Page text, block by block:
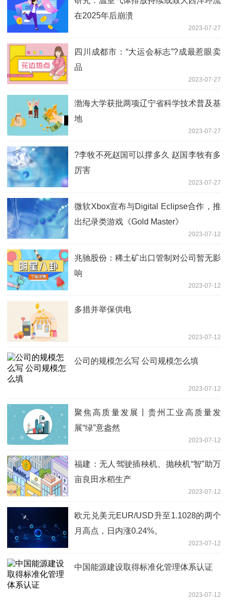
在2025年后崩溃
2023-07-27
四川成都市：“大运会标志”?成最惹眼卖
品
2023-07-27
渤海大学获批两项辽宁省科学技术普及基
地
2023-07-27
?李牧不死赵国可以撑多久 赵国李牧有多
厉害
2023-07-27
微软Xbox宣布与Digital Eclipse合作，推
出纪录类游戏《Gold Master》
2023-07-12
兆驰股份：稀土矿出口管制对公司暂无影
响
2023-07-12
多措并举保供电
2023-07-12
公司的规模怎么写 公司规模怎么填
2023-07-12
聚焦高质量发展丨贵州工业高质量发
展“绿”意盎然
2023-07-12
福建：无人驾驶插秧机、抛秧机“智”助万
亩良田水稻生产
2023-07-12
欧元兑美元EUR/USD升至1.1028的两个
月高点，日内涨0.24%。
2023-07-12
中国能源建设取得标准化管理体系认证
2023-07-12